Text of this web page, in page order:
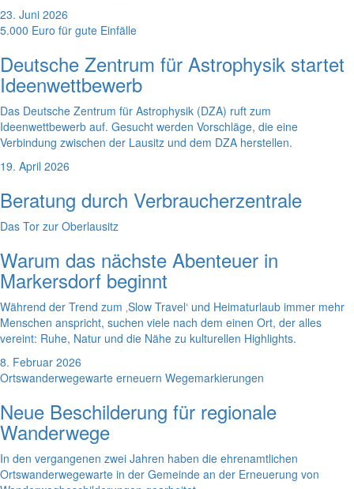
23. Juni 2026
5.000 Euro für gute Einfälle
Deutsche Zentrum für Astrophysik startet
Ideenwettbewerb
Das Deutsche Zentrum für Astrophysik (DZA) ruft zum
Ideenwettbewerb auf. Gesucht werden Vorschläge, die eine
Verbindung zwischen der Lausitz und dem DZA herstellen.
19. April 2026
Beratung durch Verbraucherzentrale
Das Tor zur Oberlausitz
Warum das nächste Abenteuer in
Markersdorf beginnt
Während der Trend zum ‚Slow Travel‘ und Heimaturlaub immer mehr
Menschen anspricht, suchen viele nach dem einen Ort, der alles
vereint: Ruhe, Natur und die Nähe zu kulturellen Highlights.
8. Februar 2026
Ortswanderwegewarte erneuern Wegemarkierungen
Neue Beschilderung für regionale
Wanderwege
In den vergangenen zwei Jahren haben die ehrenamtlichen
Ortswanderwegewarte in der Gemeinde an der Erneuerung von